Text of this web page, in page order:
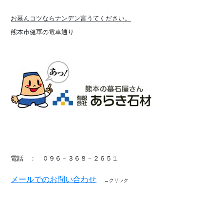
お墓んコツならナンデン言うてください。
熊本市健軍の電車通り
電話 ： ０９６－３６８－２６５１
メールでのお問い合わせ ←クリック